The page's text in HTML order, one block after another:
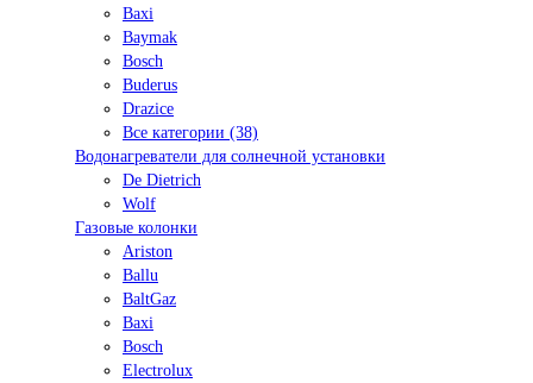
Baxi
Baymak
Bosch
Buderus
Drazice
Все категории (38)
Водонагреватели для солнечной установки
De Dietrich
Wolf
Газовые колонки
Ariston
Ballu
BaltGaz
Baxi
Bosсh
Electrolux